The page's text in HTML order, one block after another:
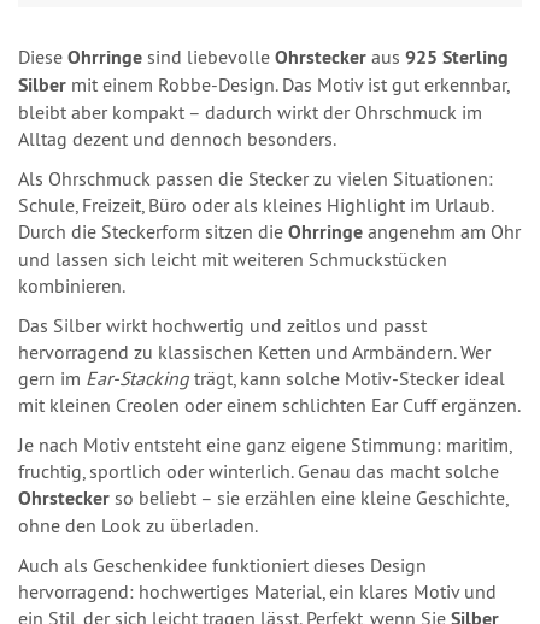
Diese Ohrringe sind liebevolle Ohrstecker aus 925 Sterling
Silber mit einem Robbe-Design. Das Motiv ist gut erkennbar,
bleibt aber kompakt – dadurch wirkt der Ohrschmuck im
Alltag dezent und dennoch besonders.
Als Ohrschmuck passen die Stecker zu vielen Situationen:
Schule, Freizeit, Büro oder als kleines Highlight im Urlaub.
Durch die Steckerform sitzen die Ohrringe angenehm am Ohr
und lassen sich leicht mit weiteren Schmuckstücken
kombinieren.
Das Silber wirkt hochwertig und zeitlos und passt
hervorragend zu klassischen Ketten und Armbändern. Wer
gern im Ear‑Stackingträgt, kann solche Motiv‑Stecker ideal
mit kleinen Creolen oder einem schlichten Ear Cuff ergänzen.
Je nach Motiv entsteht eine ganz eigene Stimmung: maritim,
fruchtig, sportlich oder winterlich. Genau das macht solche
Ohrstecker so beliebt – sie erzählen eine kleine Geschichte,
ohne den Look zu überladen.
Auch als Geschenkidee funktioniert dieses Design
hervorragend: hochwertiges Material, ein klares Motiv und
ein Stil, der sich leicht tragen lässt. Perfekt, wenn Sie